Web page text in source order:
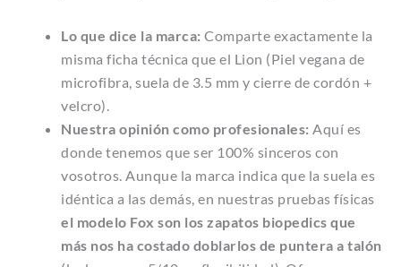
Lo que dice la marca: Comparte exactamente la
misma ficha técnica que el Lion (Piel vegana de
microfibra, suela de 3.5 mm y cierre de cordón +
velcro).
Nuestra opinión como profesionales: Aquí es
donde tenemos que ser 100% sinceros con
vosotros. Aunque la marca indica que la suela es
idéntica a las demás, en nuestras pruebas físicas
el modelo Fox son los zapatos biopedics que
más nos ha costado doblarlos de puntera a talón